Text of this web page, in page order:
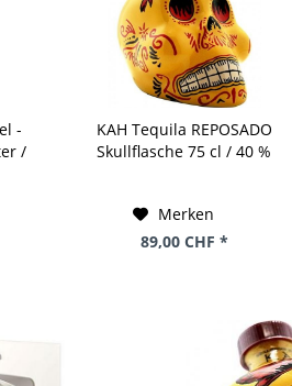
-
/
KAH Tequila REPOSADO
Skullflasche 75 cl / 40 %
Merken
89,00 CHF *